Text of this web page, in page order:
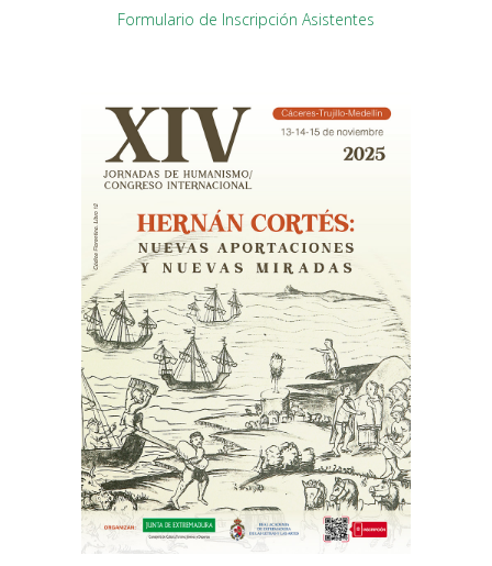
Formulario de Inscripción Asistentes